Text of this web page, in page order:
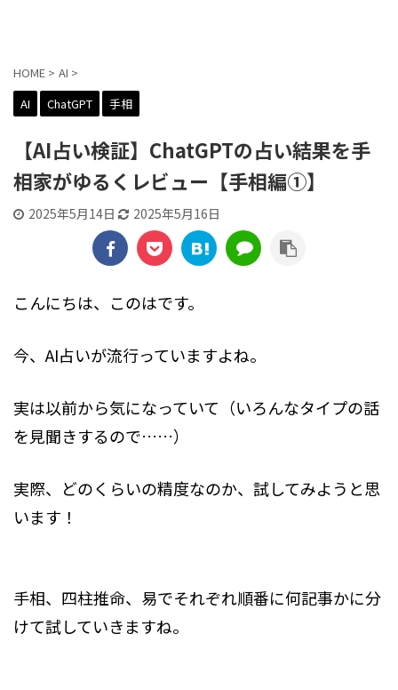
HOME > AI >
AI
ChatGPT 手相
【AI占い検証】ChatGPTの占い結果を手
相家がゆるくレビュー【手相編①】
2025年5月14日 2025年5月16日
こんにちは、このはです。
今、AI占いが流行っていますよね。
実は以前から気になっていて（いろんなタイプの話
を見聞きするので……）
実際、どのくらいの精度なのか、試してみようと思
います！
手相、四柱推命、易でそれぞれ順番に何記事かに分
けて試していきますね。